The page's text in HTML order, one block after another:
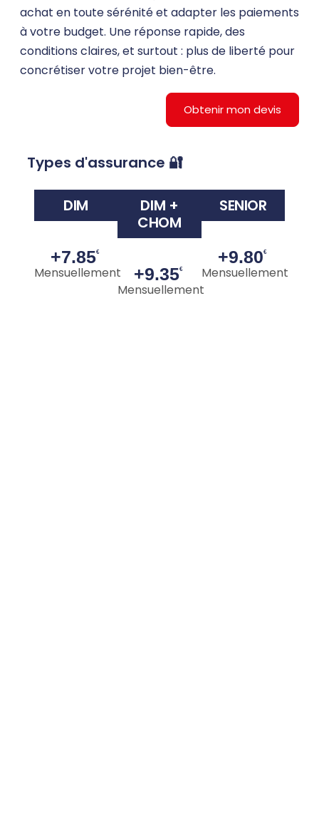
Types d'assurance 🔐
DIM
+7.85€
Mensuellement
DIM +
CHOM
+9.35€
Mensuellement
SENIOR
+9.80€
Mensuellement
achat en toute sérénité et adapter les paiements
à votre budget. Une réponse rapide, des
conditions claires, et surtout : plus de liberté pour
concrétiser votre projet bien-être.
Obtenir mon devis